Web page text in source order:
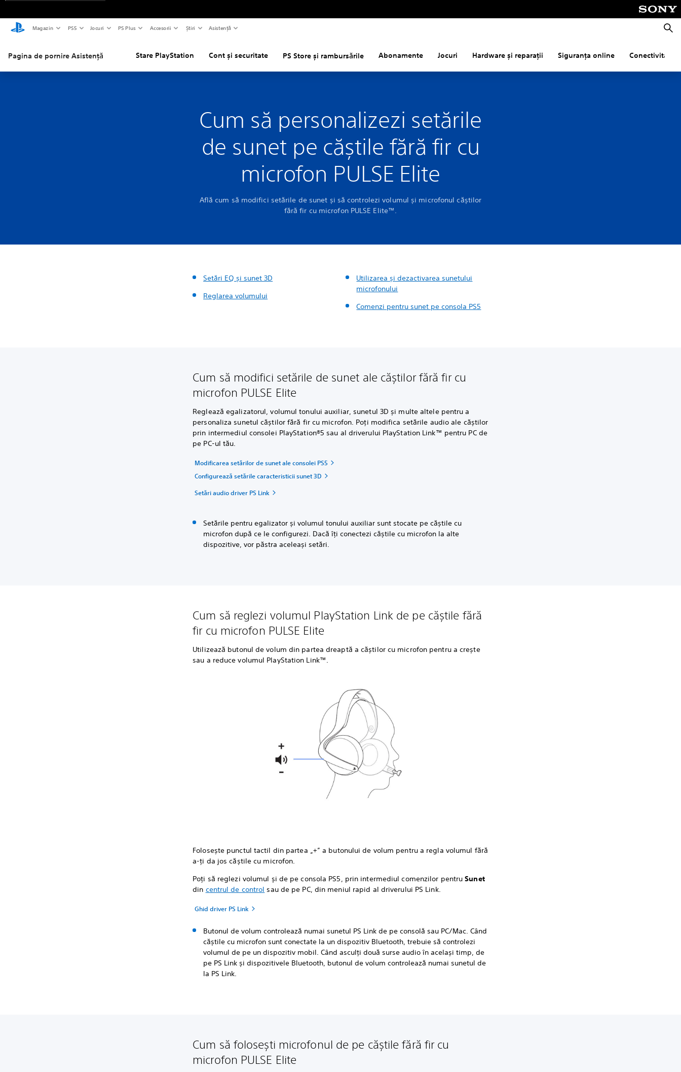
Magazin PS5 Jocuri PS Plus Accesorii Știri Asistență
Pagina de pornire Asistență Stare PlayStation Cont și securitate PS Store și rambursările Abonamente Jocuri Hardware și reparații Siguranța online Conectivitate
Cum să personalizezi setările
de sunet pe căștile fără fir cu
microfon PULSE Elite
Află cum să modifici setările de sunet și să controlezi volumul și microfonul căștilor
fără fir cu microfon PULSE Elite™.
Setări EQ și sunet 3D
Reglarea volumului
Utilizarea și dezactivarea sunetului
microfonului
Comenzi pentru sunet pe consola PS5
Cum să modifici setările de sunet ale căștilor fără fir cu
microfon PULSE Elite
Reglează egalizatorul, volumul tonului auxiliar, sunetul 3D și multe altele pentru a
personaliza sunetul căștilor fără fir cu microfon. Poți modifica setările audio ale căștilor
prin intermediul consolei PlayStation®5 sau al driverului PlayStation Link™ pentru PC de
pe PC-ul tău.
Modificarea setărilor de sunet ale consolei PS5
Configurează setările caracteristicii sunet 3D
Setări audio driver PS Link
Setările pentru egalizator și volumul tonului auxiliar sunt stocate pe căștile cu
microfon după ce le configurezi. Dacă îți conectezi căștile cu microfon la alte
dispozitive, vor păstra aceleași setări.
Cum să reglezi volumul PlayStation Link de pe căștile fără
fir cu microfon PULSE Elite
Utilizează butonul de volum din partea dreaptă a căștilor cu microfon pentru a crește
sau a reduce volumul PlayStation Link™.
Folosește punctul tactil din partea „+” a butonului de volum pentru a regla volumul fără
a-ți da jos căștile cu microfon.
Poți să reglezi volumul și de pe consola PS5, prin intermediul comenzilor pentruSunet
din centrul de control sau de pe PC, din meniul rapid al driverului PS Link.
Ghid driver PS Link
Butonul de volum controlează numai sunetul PS Link de pe consolă sau PC/Mac. Când
căștile cu microfon sunt conectate la un dispozitiv Bluetooth, trebuie să controlezi
volumul de pe un dispozitiv mobil. Când asculți două surse audio în același timp, de
pe PS Link și dispozitivele Bluetooth, butonul de volum controlează numai sunetul de
la PS Link.
Cum să folosești microfonul de pe căștile fără fir cu
microfon PULSE Elite